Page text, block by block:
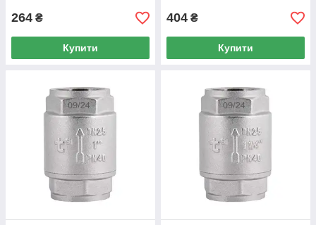
264 ₴
Купити
404 ₴
Купити